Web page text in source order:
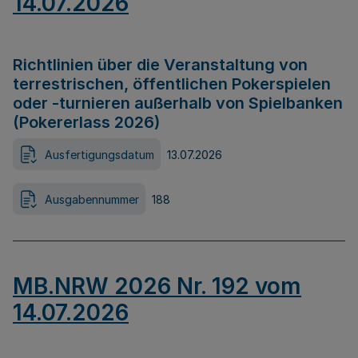
Richtlinien über die Veranstaltung von
terrestrischen, öffentlichen Pokerspielen
oder -turnieren außerhalb von Spielbanken
(Pokererlass 2026)
Ausfertigungsdatum 13.07.2026
Ausgabennummer 188
MB.NRW 2026 Nr. 192 vom
14.07.2026